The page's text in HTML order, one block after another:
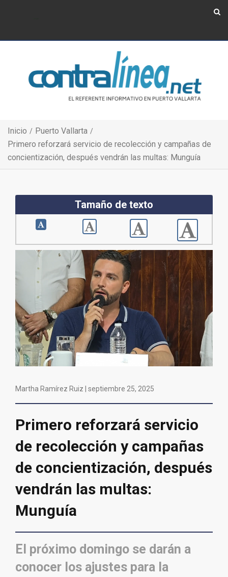
Inicio
Puerto Vallarta
Primero reforzará servicio de recolección y campañas de
concientización, después vendrán las multas: Munguía
Tamaño de texto
Martha Ramírez Ruiz | septiembre 25, 2025
Primero reforzará servicio
de recolección y campañas
de concientización, después
vendrán las multas:
Munguía
El próximo domingo se darán a
conocer los ajustes para la